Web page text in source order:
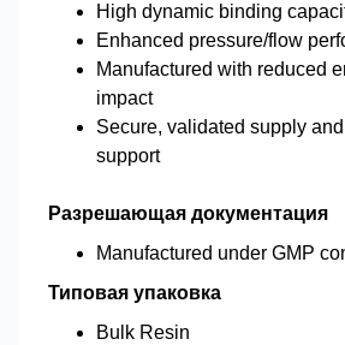
High dynamic binding
Enhanced pressure/flow
Manufactured with reduced
impact
Secure, validated supply
support
Разрешающая документация
Manufactured under GMP
Типовая упаковка
Bulk Resin